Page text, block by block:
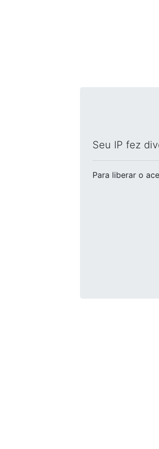
Seu IP fez
Para liberar o